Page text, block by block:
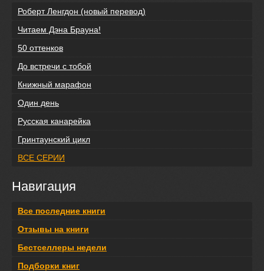
Роберт Ленгдон (новый перевод)
Читаем Дэна Брауна!
50 оттенков
До встречи с тобой
Книжный марафон
Один день
Русская канарейка
Гринтаунский цикл
ВСЕ СЕРИИ
Навигация
Все последние книги
Отзывы на книги
Бестселлеры недели
Подборки книг